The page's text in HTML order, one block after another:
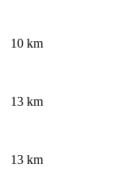
10 km
13 km
13 km